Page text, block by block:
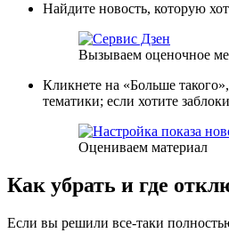
Найдите новость, которую
Вызываем оценочное
Кликнете на «Больше
тематики; если хотите
Оцениваем материал
Как убрать и где
Если вы решили все-таки